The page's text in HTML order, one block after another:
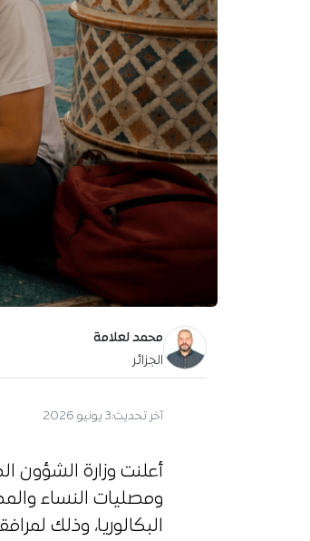
محمد لعلامة
الجزائر
آخر تحديث:3 يونيو 2026
أعلنت وزارة الشؤون
ومصليات النساء
البكالوريا، وذلك